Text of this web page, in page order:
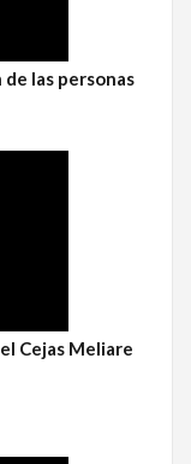
las personas
Cejas Meliare